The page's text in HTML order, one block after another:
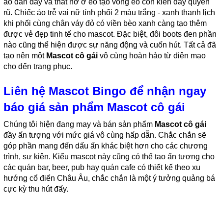
áo đan dây và thắt nơ ở eo tạo vòng eo con kiến đầy quyến
rũ. Chiếc áo trễ vai nữ tính phối 2 màu trắng - xanh thanh lịch
khi phối cùng chân váy đỏ có viền bèo xanh càng tạo thêm
được vẻ đẹp tinh tế cho mascot. Đặc biệt, đôi boots đen phần
nào cũng thể hiện được sự năng động và cuốn hút. Tất cả đã
tạo nên một Mascot cô gái vô cùng hoàn hảo từ diện mạo
cho đến trang phục.
Liên hệ Mascot Bingo để nhận ngay
báo giá sản phẩm Mascot cô gái
Chúng tôi hiện đang may và bán sản phẩm Mascot cô gái
đầy ấn tượng với mức giá vô cùng hấp dẫn. Chắc chắn sẽ
góp phần mang đến dấu ấn khác biệt hơn cho các chương
trình, sự kiện. Kiểu mascot này cũng có thể tạo ấn tượng cho
các quán bar, beer, pub hay quán cafe có thiết kế theo xu
hướng cổ điển Châu Âu, chắc chắn là một ý tưởng quảng bá
cực kỳ thu hút đấy.